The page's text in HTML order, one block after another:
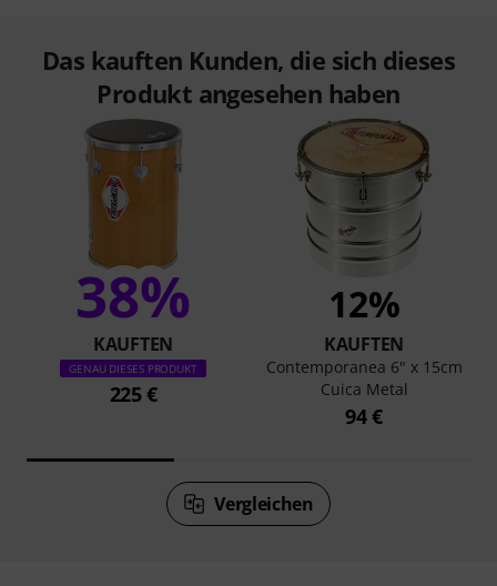
Das kauften Kunden, die sich dieses
Produkt angesehen haben
38%
KAUFTEN
GENAU DIESES PRODUKT
225 €
12%
KAUFTEN
Contemporanea 6" x 15cm
Cuica Metal
94 €
Vergleichen